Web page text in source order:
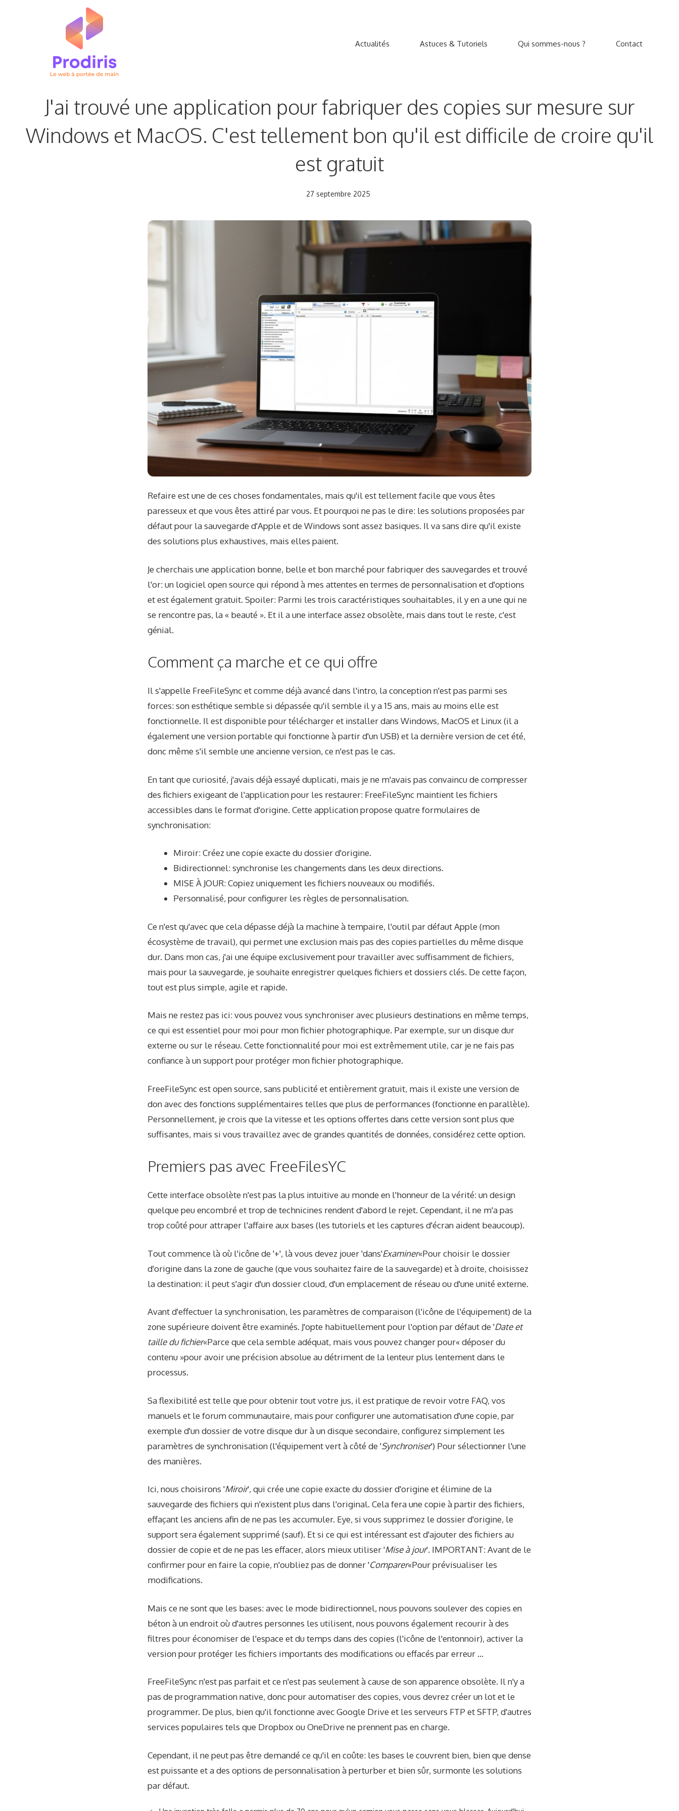
Actualités Astuces & Tutoriels Qui sommes-nous ? Contact
J'ai trouvé une application pour fabriquer des copies sur mesure sur
Windows et MacOS. C'est tellement bon qu'il est difficile de croire qu'il
est gratuit
27 septembre 2025
Refaire est une de ces choses fondamentales, mais qu'il est tellement facile que vous êtes
paresseux et que vous êtes attiré par vous. Et pourquoi ne pas le dire: les solutions proposées par
défaut pour la sauvegarde d'Apple et de Windows sont assez basiques. Il va sans dire qu'il existe
des solutions plus exhaustives, mais elles paient.
Je cherchais une application bonne, belle et bon marché pour fabriquer des sauvegardes et trouvé
l'or: un logiciel open source qui répond à mes attentes en termes de personnalisation et d'options
et est également gratuit. Spoiler: Parmi les trois caractéristiques souhaitables, il y en a une qui ne
se rencontre pas, la « beauté ». Et il a une interface assez obsolète, mais dans tout le reste, c'est
génial.
Comment ça marche et ce qui offre
Il s'appelle FreeFileSync et comme déjà avancé dans l'intro, la conception n'est pas parmi ses
forces: son esthétique semble si dépassée qu'il semble il y a 15 ans, mais au moins elle est
fonctionnelle. Il est disponible pour télécharger et installer dans Windows, MacOS et Linux (il a
également une version portable qui fonctionne à partir d'un USB) et la dernière version de cet été,
donc même s'il semble une ancienne version, ce n'est pas le cas.
En tant que curiosité, j'avais déjà essayé duplicati, mais je ne m'avais pas convaincu de compresser
des fichiers exigeant de l'application pour les restaurer: FreeFileSync maintient les fichiers
accessibles dans le format d'origine. Cette application propose quatre formulaires de
synchronisation:
Miroir: Créez une copie exacte du dossier d'origine.
Bidirectionnel: synchronise les changements dans les deux directions.
MISE À JOUR: Copiez uniquement les fichiers nouveaux ou modifiés.
Personnalisé, pour configurer les règles de personnalisation.
Ce n'est qu'avec que cela dépasse déjà la machine à tempaire, l'outil par défaut Apple (mon
écosystème de travail), qui permet une exclusion mais pas des copies partielles du même disque
dur. Dans mon cas, j'ai une équipe exclusivement pour travailler avec suffisamment de fichiers,
mais pour la sauvegarde, je souhaite enregistrer quelques fichiers et dossiers clés. De cette façon,
tout est plus simple, agile et rapide.
Mais ne restez pas ici: vous pouvez vous synchroniser avec plusieurs destinations en même temps,
ce qui est essentiel pour moi pour mon fichier photographique. Par exemple, sur un disque dur
externe ou sur le réseau. Cette fonctionnalité pour moi est extrêmement utile, car je ne fais pas
confiance à un support pour protéger mon fichier photographique.
FreeFileSync est open source, sans publicité et entièrement gratuit, mais il existe une version de
don avec des fonctions supplémentaires telles que plus de performances (fonctionne en parallèle).
Personnellement, je crois que la vitesse et les options offertes dans cette version sont plus que
suffisantes, mais si vous travaillez avec de grandes quantités de données, considérez cette option.
Premiers pas avec FreeFilesYC
Cette interface obsolète n'est pas la plus intuitive au monde en l'honneur de la vérité: un design
quelque peu encombré et trop de technicines rendent d'abord le rejet. Cependant, il ne m'a pas
trop coûté pour attraper l'affaire aux bases (les tutoriels et les captures d'écran aident beaucoup).
Tout commence là où l'icône de '+', là vous devez jouer 'dans'Examiner«Pour choisir le dossier
d'origine dans la zone de gauche (que vous souhaitez faire de la sauvegarde) et à droite, choisissez
la destination: il peut s'agir d'un dossier cloud, d'un emplacement de réseau ou d'une unité externe.
Avant d'effectuer la synchronisation, les paramètres de comparaison (l'icône de l'équipement) de la
zone supérieure doivent être examinés. J'opte habituellement pour l'option par défaut de 'Date et
taille du fichier«Parce que cela semble adéquat, mais vous pouvez changer pour« déposer du
contenu »pour avoir une précision absolue au détriment de la lenteur plus lentement dans le
processus.
Sa flexibilité est telle que pour obtenir tout votre jus, il est pratique de revoir votre FAQ, vos
manuels et le forum communautaire, mais pour configurer une automatisation d'une copie, par
exemple d'un dossier de votre disque dur à un disque secondaire, configurez simplement les
paramètres de synchronisation (l'équipement vert à côté de 'Synchroniser') Pour sélectionner l'une
des manières.
Ici, nous choisirons 'Miroir', qui crée une copie exacte du dossier d'origine et élimine de la
sauvegarde des fichiers qui n'existent plus dans l'original. Cela fera une copie à partir des fichiers,
effaçant les anciens afin de ne pas les accumuler. Eye, si vous supprimez le dossier d'origine, le
support sera également supprimé (sauf). Et si ce qui est intéressant est d'ajouter des fichiers au
dossier de copie et de ne pas les effacer, alors mieux utiliser 'Mise à jour'. IMPORTANT: Avant de le
confirmer pour en faire la copie, n'oubliez pas de donner 'Comparer«Pour prévisualiser les
modifications.
Mais ce ne sont que les bases: avec le mode bidirectionnel, nous pouvons soulever des copies en
béton à un endroit où d'autres personnes les utilisent, nous pouvons également recourir à des
filtres pour économiser de l'espace et du temps dans des copies (l'icône de l'entonnoir), activer la
version pour protéger les fichiers importants des modifications ou effacés par erreur …
FreeFileSync n'est pas parfait et ce n'est pas seulement à cause de son apparence obsolète. Il n'y a
pas de programmation native, donc pour automatiser des copies, vous devrez créer un lot et le
programmer. De plus, bien qu'il fonctionne avec Google Drive et les serveurs FTP et SFTP, d'autres
services populaires tels que Dropbox ou OneDrive ne prennent pas en charge.
Cependant, il ne peut pas être demandé ce qu'il en coûte: les bases le couvrent bien, bien que dense
est puissante et a des options de personnalisation à perturber et bien sûr, surmonte les solutions
par défaut.